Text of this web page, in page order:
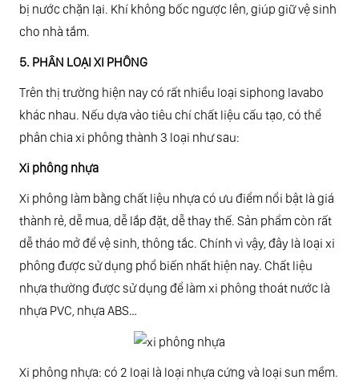
bị nước chặn lại. Khí không bốc ngược lên, giúp giữ vệ sinh
cho nhà tắm.
5. PHÂN LOẠI XI PHÔNG
Trên thị trường hiện nay có rất nhiều loại siphong lavabo
khác nhau. Nếu dựa vào tiêu chí chất liệu cấu tạo, có thể
phân chia xi phông thành 3 loại như sau:
Xi phông nhựa
Xi phông làm bằng chất liệu nhựa có ưu điểm nổi bật là giá
thành rẻ, dễ mua, dễ lắp đặt, dễ thay thế. Sản phẩm còn rất
dễ tháo mở để vệ sinh, thông tắc. Chính vì vậy, đây là loại xi
phông được sử dụng phổ biến nhất hiện nay. Chất liệu
nhựa thường được sử dụng để làm xi phông thoát nước là
nhựa PVC, nhựa ABS…
Xi phông nhựa: có 2 loại là loại nhựa cứng và loại sun mềm.